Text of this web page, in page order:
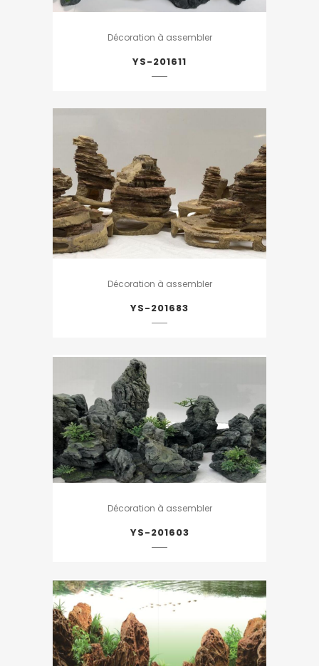
Décoration à assembler
YS-201611
Décoration à assembler
YS-201683
Décoration à assembler
YS-201603